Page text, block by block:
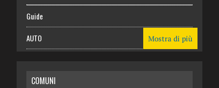
Guide
AUTO
RISPARMIO
Mostra di più
COMUNI